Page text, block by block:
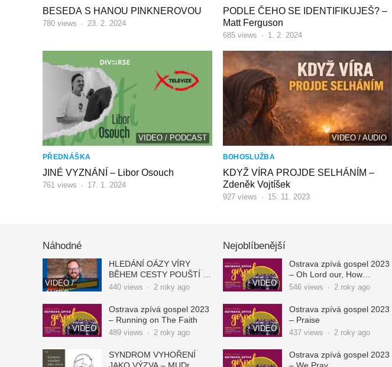
BESEDA S HANOU PINKNEROVOU
780 views · 23. 2. 2024
PODLE ČEHO SE IDENTIFIKUJEŠ? –
Matt Ferguson
685views · 1. 2. 2024
VIDEO / PODCAST
PŘEDNÁŠKA
JINÉ VYZNÁNÍ – Libor Osouch
761 views · 17. 1. 2024
VIDEO / AUDIO
BOHOSLUŽBA
KDYŽ VÍRA PROJDE SELHÁNÍM –
Zdeněk Vojtíšek
927views · 15. 11. 2023
Náhodné
VIDEO /
AUDIO
HLEDÁNÍ OÁZY VÍRY
BĚHEM CESTY POUŠTÍ –
Matthew Ferguson
440 views · 2 roky ago
VIDEO
Ostrava zpívá gospel 2023
– Running on The Faith
489 views · 2 roky ago
SYNDROM VYHOŘENÍ
JAKO VÝZVA – MUDr.
Nejoblíbenější
VIDEO
Ostrava zpívá gospel 2023
– Oh Lord our, How
Excellent is Your Name
546views · 2 roky ago
VIDEO
Ostrava zpívá gospel 2023
– Praise
437views · 2 roky ago
Ostrava zpívá gospel 2023
– We Pray